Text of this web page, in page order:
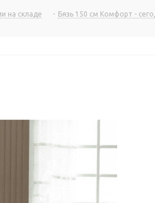
на складе - Бязь 150 см Комфорт -